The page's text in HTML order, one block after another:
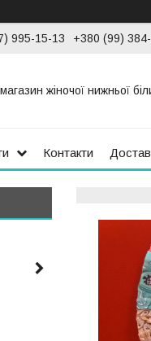
995-15-13 +380 (99)
жіночої нижньої
Контакти